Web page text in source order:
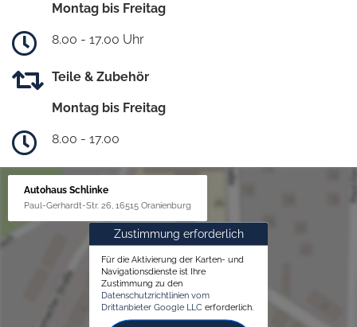
Montag bis Freitag
8.00 - 17.00 Uhr
Teile & Zubehör
Montag bis Freitag
8.00 - 17.00
Autohaus Schlinke
Paul-Gerhardt-Str. 26, 16515 Oranienburg
Zustimmung erforderlich
Für die Aktivierung der Karten- und
Navigationsdienste ist Ihre
Zustimmung zu den
Datenschutzrichtlinien vom
Drittanbieter Google LLC erforderlich.